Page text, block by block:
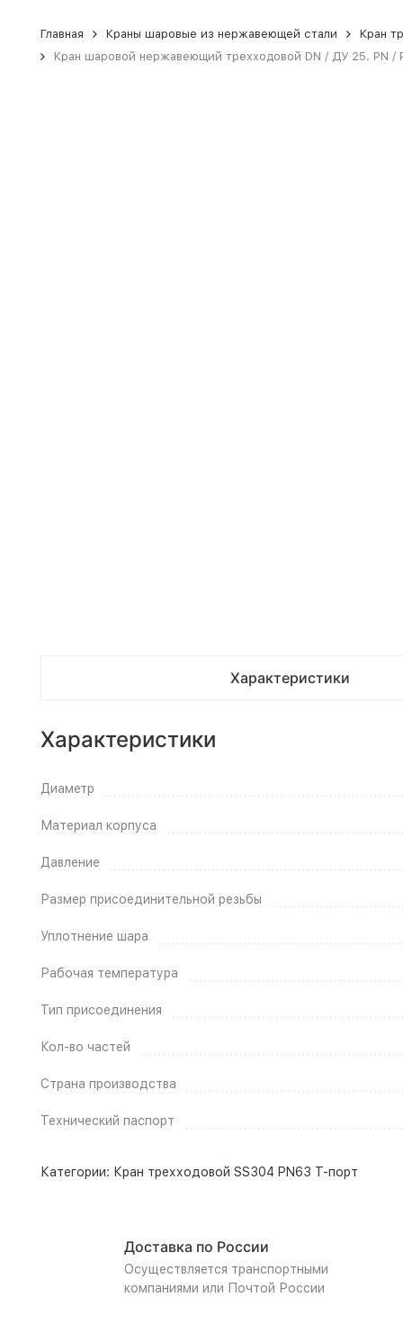
Главная Краны шаровые из нержавеющей стали
Кран
Кран шаровой нержавеющий трехходовой DN / ДУ 25. PN /
Характеристики
Характеристики
Диаметр
Материал корпуса
Давление
Размер присоединительной резьбы
Уплотнение шара
Рабочая температура
Тип присоединения
Кол-во частей
Страна производства
Технический паспорт
Категории: Кран трехходовой SS304 PN63 T-порт
Доставка по России
Осуществляется транспортными
компаниями или Почтой России